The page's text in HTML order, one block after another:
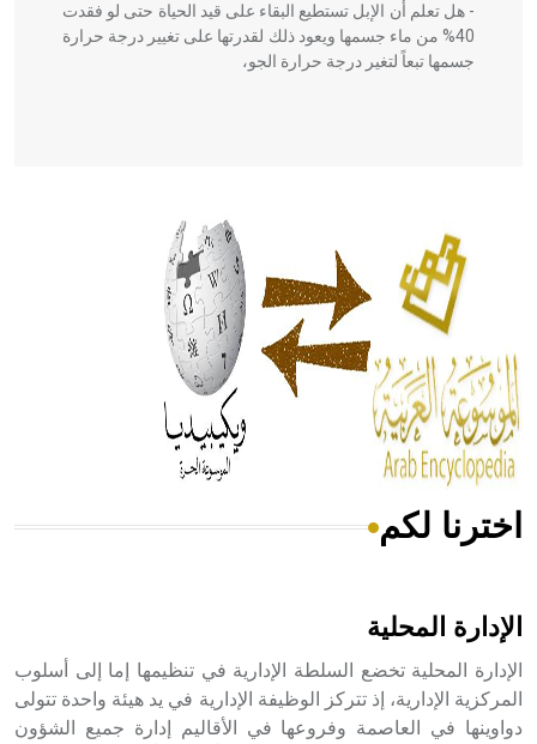
- هل تعلم أن الإبل تستطيع البقاء على قيد الحياة حتى لو فقدت
40% من ماء جسمها ويعود ذلك لقدرتها على تغيير درجة حرارة
جسمها تبعاً لتغير درجة حرارة الجو،
الحكم، الأدلة، تنظيم التغذية، ورسالته في جروح الرأس. ويعود
له الفضل بأنه حرر الطب من الدين والفلسفة.
- هل تعلم أن المرجان إفراز حيواني يتكون في البحر ويتركب
من مادة كربونات الكلسيوم، وهو أحمر أو شديد الحمرة وهو
أجود أنواعه، ويمتاز بكبر الحجم ويسمى الش
هل تعلم أن الأبسيد كلمة فرنسية اللفظ تم اعتمادها مصطلحاً
- هل تعلم أن أبجر Abgar اسم معروف جيداً يعود إلى عدد من
اخترنا لكم
الإدارة المحلية
الإدارة المحلية تخضع السلطة الإدارية في تنظيمها إما إلى أسلوب
المركزية الإدارية، إذ تتركز الوظيفة الإدارية في يد هيئة واحدة تتولى
دواوينها في العاصمة وفروعها في الأقاليم إدارة جميع الشؤون